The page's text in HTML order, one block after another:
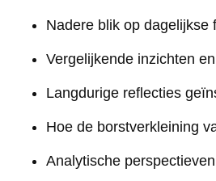
Nadere blik op dagelijkse
Vergelijkende inzichten
Langdurige reflecties
Hoe de borstverkleining
Analytische